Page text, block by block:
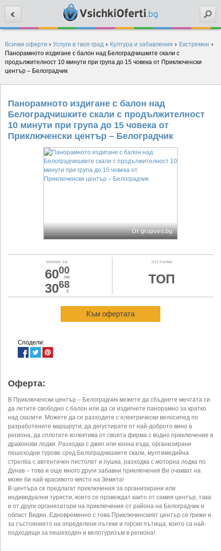
Всички оферти › Услуги в твоя град › Култура и забавления › Екстремни ›
Панорамното издигане с балон над Белоградчишките скали с
продължителност 10 минути при група до 15 човека от Приключенски
център – Белоградчик
Панорамното издигане с балон над
Белоградчишките скали с продължителност
10 минути при група до 15 човека от
Приключенски център – Белоградчик
От grupovo.bg
вземи за
6000
лв
3068
€
отстъпка
ТОП
Към офертата
Сподели:
Оферта:
В Приключенски център – Белоградчик можете да сбъднете мечтата си
да летите свободно с балон или да се издигнете панорамно за кратко
над скалите. Можете да се разходите с електрически велосипед по
разработените маршрути, да дегустирате от най-доброто вино в
региона, да сплотите колектива от своята фирма с водно приключение в
драконови лодки. Разходка с джип или конна езда, организирани
пешеходни турове сред Белоградчишките скали, мултимедийна
стрелба с автентичен пистолет и пушка, разходка с моторна лодка по
Дунав – това и още много други забавни приключения Ви очакват на
може би най-красивото място на Земята!
В центъра се предлагат приключения за организирани или
индивидуални туристи, които се провеждат както от самия център, така
и от други организатори на приключения от района на Белоградчик и
област Видин. Едновременно с това Приключенският център се грижи и
за състоянието на определени пътеки и горски пътища, които са най-
подходящи за пешеходен и велотуризъм в региона!